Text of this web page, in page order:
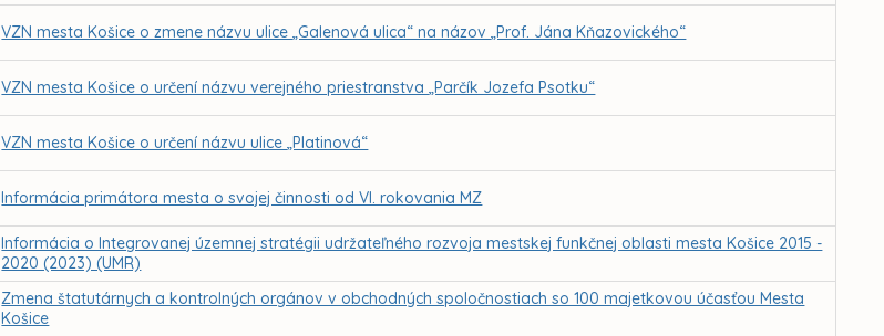
VZN mesta Košice o zmene názvu ulice „Galenová ulica“ na názov „Prof. Jána Kňazovického“
VZN mesta Košice o určení názvu verejného priestranstva „Parčík Jozefa Psotku“
VZN mesta Košice o určení názvu ulice „Platinová“
Informácia primátora mesta o svojej činnosti od VI. rokovania MZ
Informácia o Integrovanej územnej stratégii udržateľného rozvoja mestskej funkčnej oblasti mesta Košice 2015 -
2020 (2023) (UMR)
Zmena štatutárnych a kontrolných orgánov v obchodných spoločnostiach so 100 majetkovou účasťou Mesta
Košice